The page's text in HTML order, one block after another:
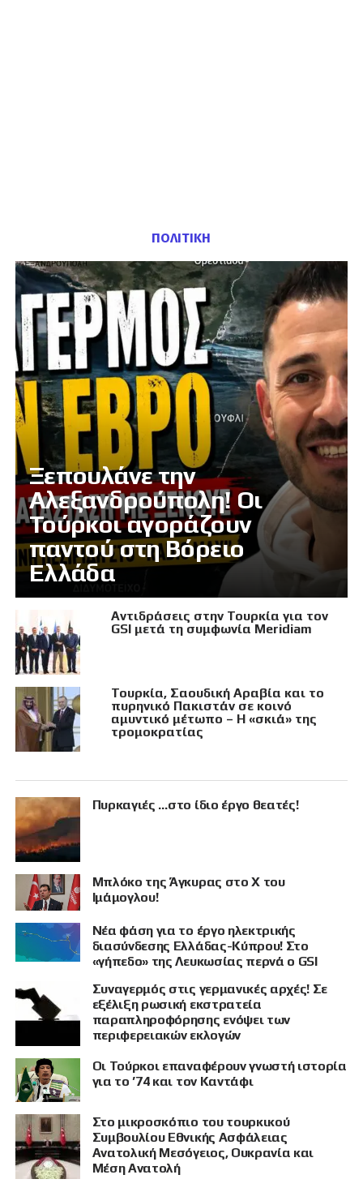
ΠΟΛΙΤΙΚΗ
Ξεπουλάνε την
Αλεξανδρούπολη! Οι
Τούρκοι αγοράζουν
παντού στη Βόρειο
Ελλάδα
Αντιδράσεις στην Τουρκία για τον
GSI μετά τη συμφωνία Meridiam
Τουρκία, Σαουδική Αραβία και το
πυρηνικό Πακιστάν σε κοινό
αμυντικό μέτωπο – Η «σκιά» της
τρομοκρατίας
Πυρκαγιές …στο ίδιο έργο θεατές!
Μπλόκο της Άγκυρας στο X του
Ιμάμογλου!
Νέα φάση για το έργο ηλεκτρικής
διασύνδεσης Ελλάδας-Κύπρου! Στο
«γήπεδο» της Λευκωσίας περνά ο GSI
Συναγερμός στις γερμανικές αρχές! Σε
εξέλιξη ρωσική εκστρατεία
παραπληροφόρησης ενόψει των
περιφερειακών εκλογών
Οι Τούρκοι επαναφέρουν γνωστή ιστορία
για το ’74 και τον Καντάφι
Στο μικροσκόπιο του τουρκικού
Συμβουλίου Εθνικής Ασφάλειας
Ανατολική Μεσόγειος, Ουκρανία και
Μέση Ανατολή